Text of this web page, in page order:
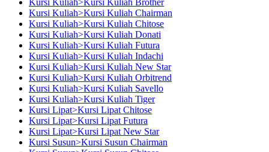
Kursi Kuliah>Kursi Kuliah Chairman
Kursi Kuliah>Kursi Kuliah Chitose
Kursi Kuliah>Kursi Kuliah Donati
Kursi Kuliah>Kursi Kuliah Futura
Kursi Kuliah>Kursi Kuliah Indachi
Kursi Kuliah>Kursi Kuliah New Star
Kursi Kuliah>Kursi Kuliah Orbitrend
Kursi Kuliah>Kursi Kuliah Savello
Kursi Kuliah>Kursi Kuliah Tiger
Kursi Lipat>Kursi Lipat Chitose
Kursi Lipat>Kursi Lipat Futura
Kursi Lipat>Kursi Lipat New Star
Kursi Susun>Kursi Susun Chairman